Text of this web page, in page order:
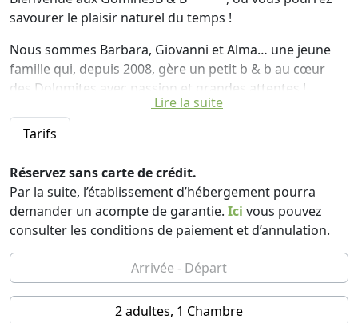
savourer le plaisir naturel du temps !
Nous sommes Barbara, Giovanni et Alma… une jeune
famille qui, depuis 2008, gère un petit b & b au cœur
des Dolomites avec passion et grandes attentes !
Les Gomines B&B ***** est situé en bordure du village,
à proximité de bois denses et de prairies luxuriantes et
Marebbe.
Le contact étroit avec la nature et le désir de vivre et de
ressentir du plaisir de manière naturelle sont inhérents
à notre vie. De là vient notre passion pour la nature, le
cadre chromatique harmonieux et tous les produits
savoureux d'une cuisine pleine d'idées et de grande
qualité.
Lire la suite
Tarifs
Réservez sans carte de crédit.
Par la suite, l’établissement d’hébergement pourra
demander un acompte de garantie. Ici vous pouvez
consulter les conditions de paiement et d’annulation.
2 adultes, 1 Chambre